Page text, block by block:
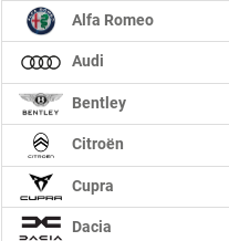
Alfa Romeo
Audi
Bentley
Citroën
Cupra
Dacia